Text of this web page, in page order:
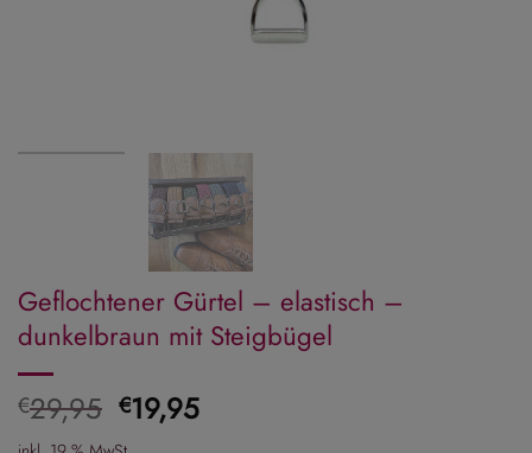
Geflochtener Gürtel – elastisch –
dunkelbraun mit Steigbügel
€29,95 Ursprünglicher
Preis
€19,95Aktueller